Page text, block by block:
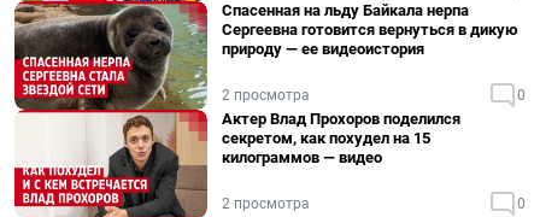
Спасенная на льду Байкала нерпа
Сергеевна готовится вернуться в дикую
природу — ее видеоистория
2 просмотра 0
Актер Влад Прохоров поделился
секретом, как похудел на 15
килограммов — видео
2 просмотра 0